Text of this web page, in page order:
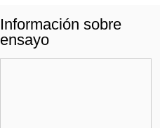
Información sobre
ensayo